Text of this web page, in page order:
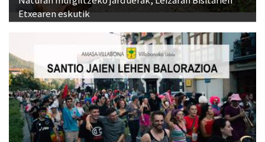
Etxearen eskutik